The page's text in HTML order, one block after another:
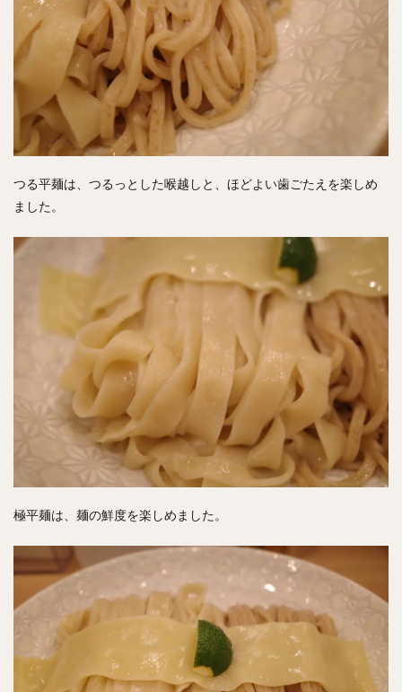
つる平麺は、つるっとした喉越しと、ほどよい歯ごたえを楽しめ
ました。
極平麺は、麺の鮮度を楽しめました。